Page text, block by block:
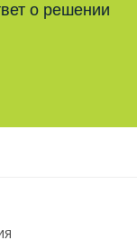
о решении